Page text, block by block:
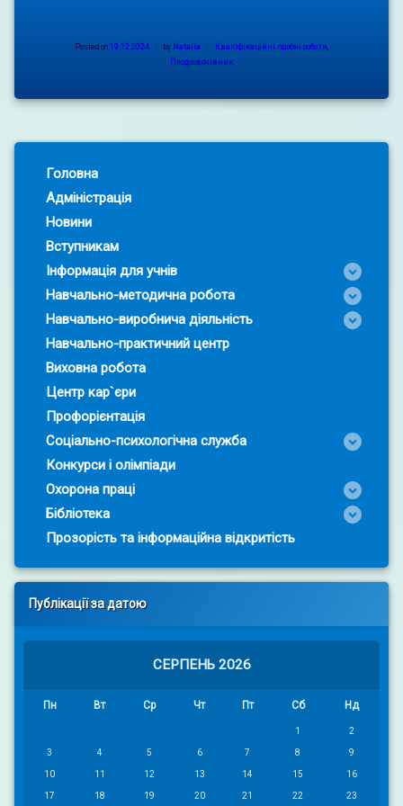
Posted on 19.12.2024 by Natalia Categories:
Кваліфікаційні пробні роботи,
Плодоовочівник
Головна
Адміністрація
Новини
Вступникам
Інформація для учнів
Навчально-методична робота
Навчально-виробнича діяльність
Навчально-практичний центр
Виховна робота
Центр кар`єри
Профорієнтація
Соціально-психологічна служба
Конкурси і олімпіади
Охорона праці
Бібліотека
Прозорість та інформаційна відкритість
Публікації за датою
СЕРПЕНЬ 2026
Пн Вт Ср Чт Пт Сб Нд
1 2
3 4 5 6 7 8 9
10 11 12 13 14 15 16
17 18 19 20 21 22 23